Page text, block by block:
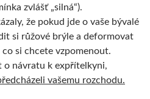
zvlášť „silná“).
že pokud jde o vaše bývalé
si růžové brýle a deformovat
si chcete vzpomenout.
o návratu k expřítelkyni,
vašemu rozchodu.